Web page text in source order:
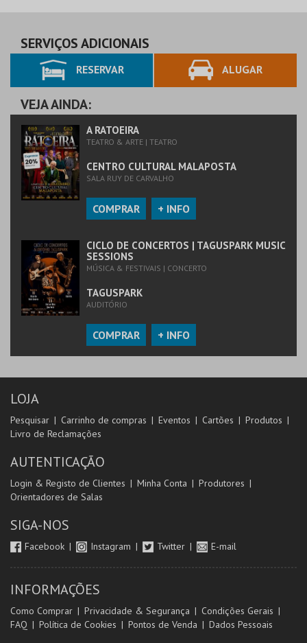
SERVIÇOS ADICIONAIS
RESERVAR ALUGAR
VEJA AINDA:
A RATOEIRA
TEATRO & ARTE | TEATRO
CENTRO CULTURAL MALAPOSTA
SALA RUY DE CARVALHO
COMPRAR + INFO
CICLO DE CONCERTOS | TAGUSPARK MUSIC
SESSIONS
MÚSICA & FESTIVAIS | CONCERTO
TAGUSPARK
AUDITÓRIO
COMPRAR + INFO
LOJA
Pesquisar Carrinho de compras Eventos Cartões
Produtos
Livro de Reclamações
AUTENTICAÇÃO
Login & Registo de Clientes Minha Conta
Produtores
Orientadores de Salas
SIGA-NOS
Facebook Instagram Twitter E-mail
INFORMAÇÕES
Como Comprar Privacidade & Segurança
Condições Gerais
FAQ
Política de Cookies Pontos de Venda Dados Pessoais